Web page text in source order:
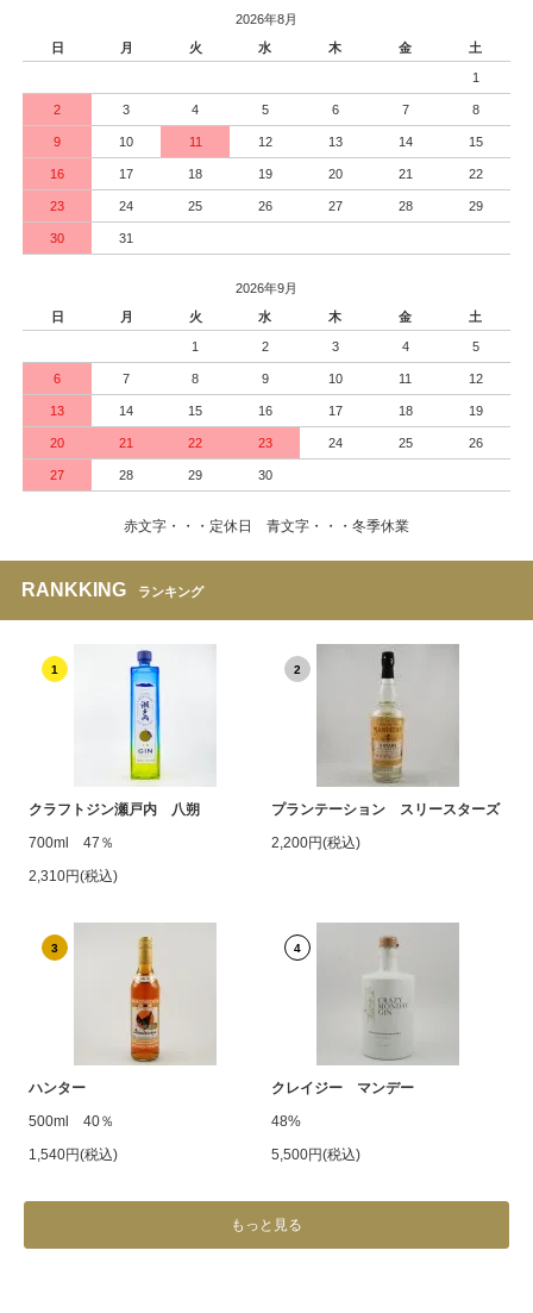
2026年8月
日
月 火 水 木 金 土
1
2 3 4 5 6 7 8
9 10 11 12 13 14 15
16 17 18 19 20 21 22
23 24 25 26 27 28 29
30 31
2026年9月
日
月 火 水 木 金 土
1 2 3 4 5
6 7 8 9 10 11 12
13 14 15 16 17 18 19
20 21 22 23 24 25 26
27 28 29 30
赤文字・・・定休日 青文字・・・冬季休業
RANKKING ランキング
1
クラフトジン瀬戸内 八朔
700ml 47％
2,310円(税込)
2
プランテーション スリースターズ
2,200円(税込)
3
ハンター
500ml 40％
1,540円(税込)
4
クレイジー マンデー
48%
5,500円(税込)
もっと見る